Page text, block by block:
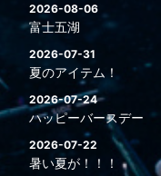
2026-08-06
富士五湖
2026-07-31
夏のアイテム！
2026-07-24
ハッピーバースデー
2026-07-22
暑い夏が！！！